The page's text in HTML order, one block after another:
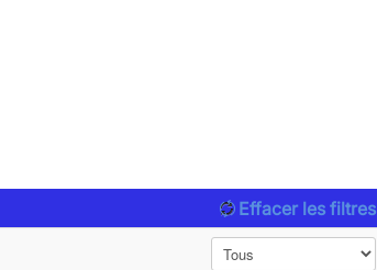
Effacer les filtres